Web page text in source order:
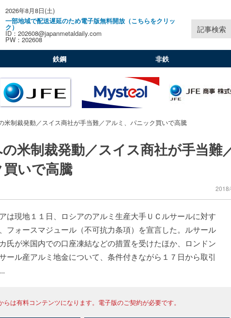
2026年8月8日(土)
一部地域で配送遅延のため電子版無料開放（こちらをクリッ
ク）
ID：202608@japanmetaldaily.com
PW：202608
記事検索
鉄鋼 非鉄
米制裁発動／スイス商社が手当難／アルミ、パニック買いで高騰
米制裁発動／スイス商社が手当難
いで高騰
は現地１１日、ロシアのアルミ生産大手ＵＣルサールに対す
フォースマジュール（不可抗力条項）を宣言した。ルサール
氏が米国内での口座凍結などの措置を受けたほか、ロンドン
ール産アルミ地金について、条件付きながら１７日から取引
らは有料コンテンツになります。電子版のご契約が必要です。